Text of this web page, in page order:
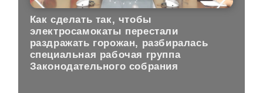
Как сделать так, чтобы
электросамокаты перестали
раздражать горожан, разбиралась
специальная рабочая группа
Законодательного собрания